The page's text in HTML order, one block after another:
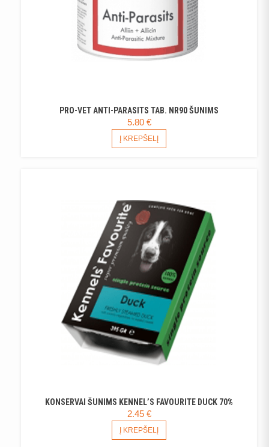
PRO-VET ANTI-PARASITS TAB. NR90 ŠUNIMS
5.80 €
Į KREPŠELĮ
KONSERVAI ŠUNIMS KENNEL’S FAVOURITE DUCK 70%
2.45 €
Į KREPŠELĮ